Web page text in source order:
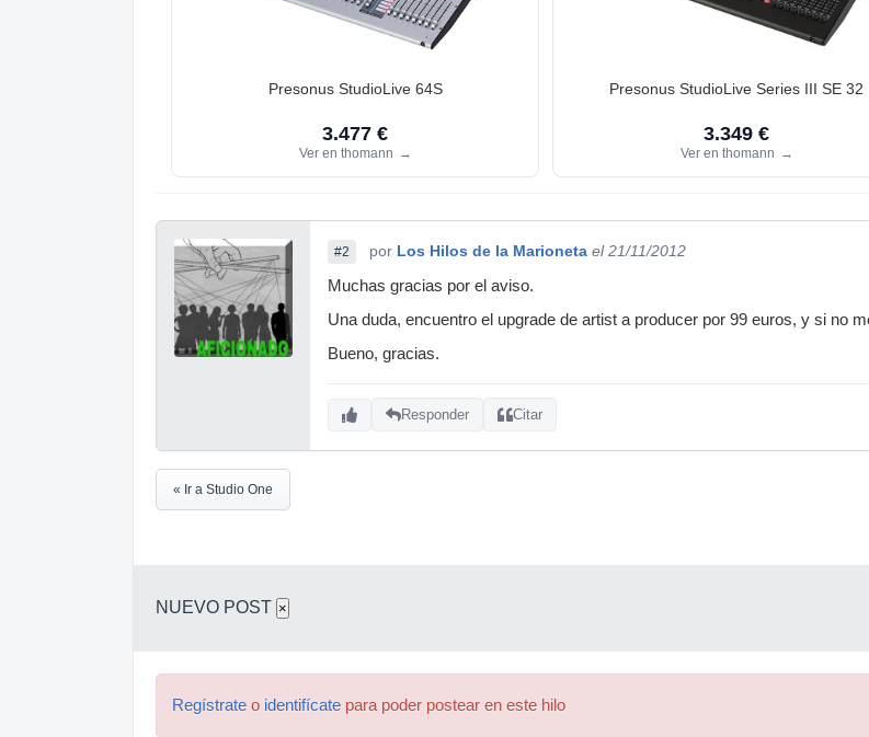
Presonus StudioLive 64S
3.477 €
Ver en thomann →
Presonus StudioLive Series III SE 32
3.349 €
Ver en thomann →
#2 por Los Hilos de la Marioneta el 21/11/2012
Muchas gracias por el aviso.
Una duda, encuentro el upgrade de artist a producer por 99 euros, y si no
Bueno, gracias.
Responder Citar
« Ir a Studio One
NUEVO POST ×
Regístrate o identifícate para poder postear en este hilo